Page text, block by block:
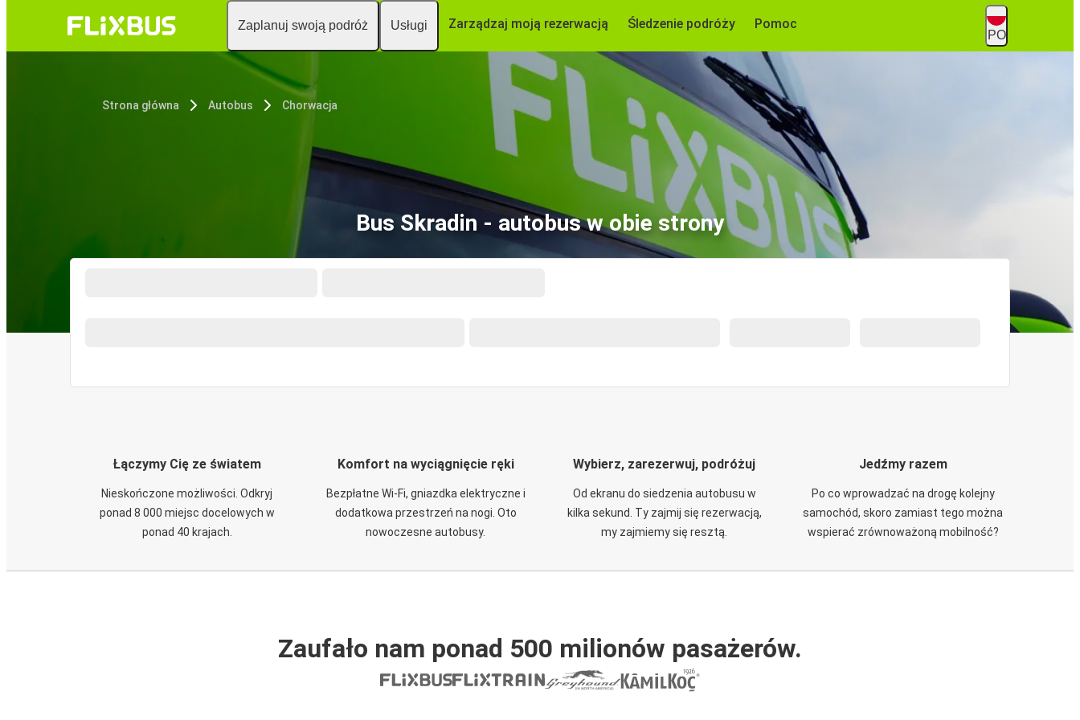
Zaplanuj swoją podróż Usługi Zarządzaj moją rezerwacją Śledzenie podróży Pomoc
PO
Strona główna Autobus Chorwacja
Bus Skradin - autobus w obie strony
Łączymy Cię ze światem
Nieskończone możliwości. Odkryj
ponad 8 000 miejsc docelowych w
ponad 40 krajach.
Komfort na wyciągnięcie ręki
Bezpłatne Wi-Fi, gniazdka elektryczne i
dodatkowa przestrzeń na nogi. Oto
nowoczesne autobusy.
Wybierz, zarezerwuj, podróżuj
Od ekranu do siedzenia autobusu w
kilka sekund. Ty zajmij się rezerwacją,
my zajmiemy się resztą.
Jedźmy razem
Po co wprowadzać na drogę kolejny
samochód, skoro zamiast tego można
wspierać zrównoważoną mobilność?
Zaufało nam ponad 500 milionów pasażerów.